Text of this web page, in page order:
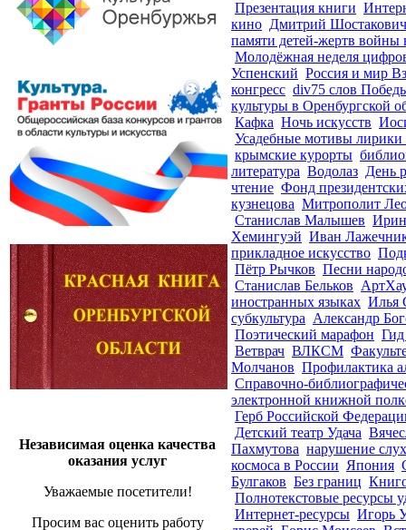
Независимая оценка качества
оказания услуг
Уважаемые посетители!
Просим вас оценить работу
Презентация книги
кино Дмитрий Шостакович
памяти детей-жертв войны
Молодёжная неделя
Успенский Россия и мир
конгресс div75 слов
культуры в Оренбургской
Кафка Ночь искусств
Усадебные мотивы лирики
крымские курорты
литература Водолаз День
чтение Фонд
кузнецова Митрополит
Станислав Малышев
Хемингуэй Иван
прикладное искусство
Пётр Рычков Песни
Станислав Бельков
иностранных языках Илья
субкультура Александр
Поэтический марафон Гид
Ветврач ВЛКСМ
Молчанов Профилактика
Справочно-
электронной книжной
Герб Российской
Детский театр Удача
Пахмутова нарушение
космоса в России Япония
Булгаков Без границ
Полнотекстовые ресурсы
Интернет-ресурсы Игорь